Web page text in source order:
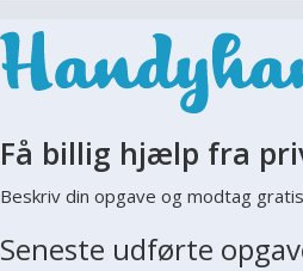
Få billig hjælp fra
Beskriv din opgave og modtag
Seneste udførte